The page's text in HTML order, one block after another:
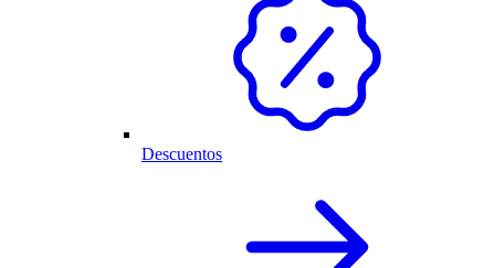
Descuentos